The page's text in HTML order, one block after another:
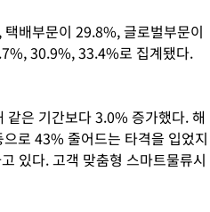
배부문이 29.8%, 글로벌부문이
30.9%, 33.4%로 집계됐다.
은 기간보다 3.0% 증가했다. 해
로 43% 줄어드는 타격을 입었지
있다. 고객 맞춤형 스마트물류시